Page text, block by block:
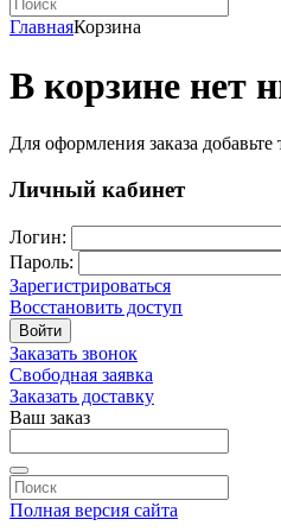
ГлавнаяКорзина
В корзине нет
Для оформления заказа добавьте
Личный кабинет
Логин:
Пароль:
Зарегистрироваться
Восстановить доступ
Войти
Заказать звонок
Свободная заявка
Заказать доставку
Ваш заказ
Полная версия сайта